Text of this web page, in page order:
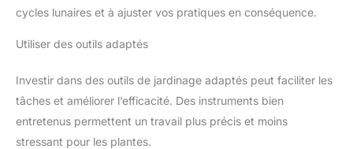
cycles lunaires et à ajuster vos pratiques en conséquence.
Utiliser des outils adaptés
Investir dans des outils de jardinage adaptés peut faciliter les
tâches et améliorer l’efficacité. Des instruments bien
entretenus permettent un travail plus précis et moins
stressant pour les plantes.